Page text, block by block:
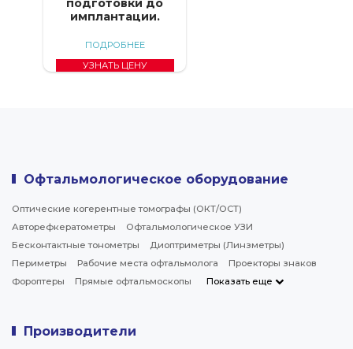
подготовки до
имплантации.
ПОДРОБНЕЕ
УЗНАТЬ ЦЕНУ
Офтальмологическое оборудование
Оптические когерентные томографы (ОКТ/ОСТ)
Авторефкератометры
Офтальмологическое УЗИ
Бесконтактные тонометры
Диоптриметры (Линзметры)
Периметры
Рабочие места офтальмолога
Проекторы знаков
Фороптеры
Прямые офтальмоскопы Показать еще
Производители